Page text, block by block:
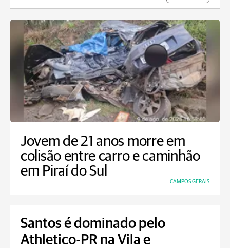
Jovem de 21 anos morre em
colisão entre carro e caminhão
em Piraí do Sul
CAMPOS GERAIS
Santos é dominado pelo
Athletico-PR na Vila e